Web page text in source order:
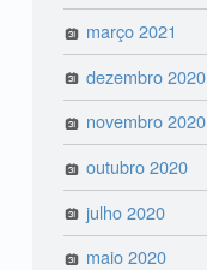
março 2021
dezembro 2020
novembro 2020
outubro 2020
julho 2020
maio 2020